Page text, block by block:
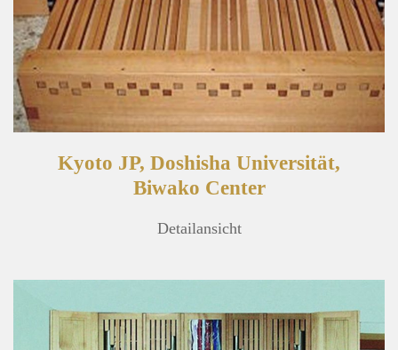
Kyoto JP, Doshisha Universität,
Biwako Center
Detailansicht